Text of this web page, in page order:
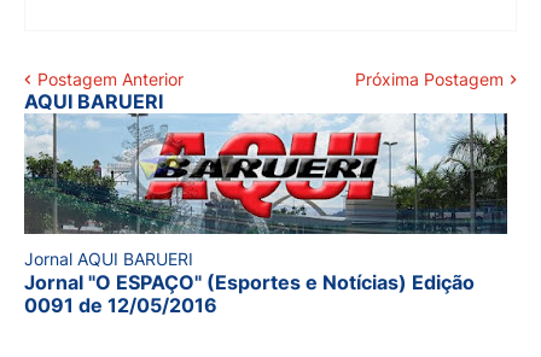
Postagem Anterior Próxima Postagem
AQUI BARUERI
Jornal AQUI BARUERI
Jornal "O ESPAÇO" (Esportes e Notícias) Edição
0091 de 12/05/2016